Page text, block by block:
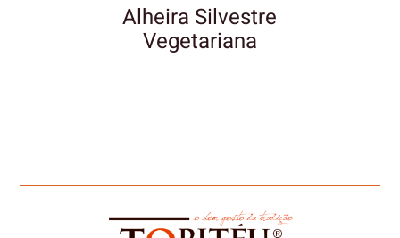
Alheira Silvestre
Vegetariana